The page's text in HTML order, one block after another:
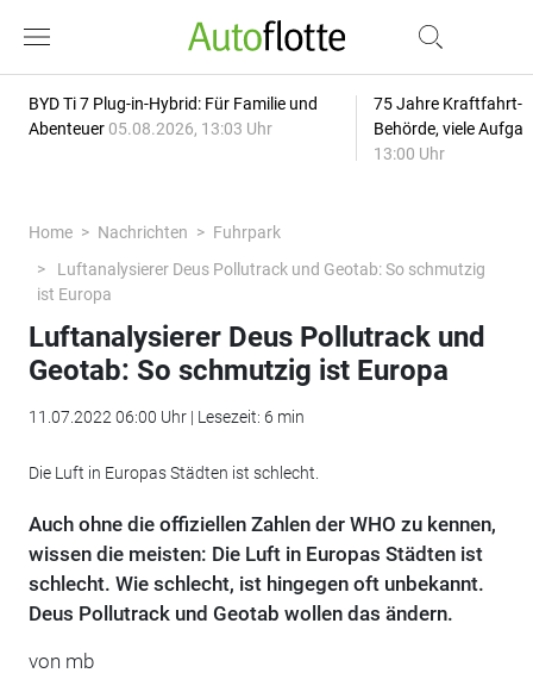
BYD Ti 7 Plug-in-Hybrid: Für Familie und
Abenteuer 05.08.2026, 13:03 Uhr
75 Jahre Kraftfahrt-
Behörde, viele
13:00 Uhr
Home Nachrichten
Fuhrpark
Luftanalysierer Deus Pollutrack und Geotab: So schmutzig
ist Europa
Luftanalysierer Deus Pollutrack und
Geotab: So schmutzig ist Europa
11.07.2022 06:00 Uhr | Lesezeit: 6 min
Die Luft in Europas Städten ist schlecht.
Auch ohne die offiziellen Zahlen der WHO zu kennen,
wissen die meisten: Die Luft in Europas Städten ist
schlecht. Wie schlecht, ist hingegen oft unbekannt.
Deus Pollutrack und Geotab wollen das ändern.
von mb